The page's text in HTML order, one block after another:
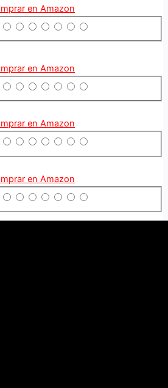
en Amazon
en Amazon
en Amazon
en Amazon